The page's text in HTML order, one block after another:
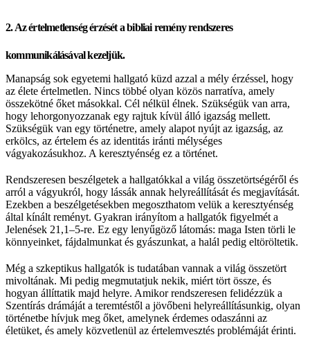
2. Az értelmetlenség érzését a bibliai remény rendszeres
kommunikálásával kezeljük.
Manapság sok egyetemi hallgató küzd azzal a mély érzéssel, hogy
az élete értelmetlen. Nincs többé olyan közös narratíva, amely
összekötné őket másokkal. Cél nélkül élnek. Szükségük van arra,
hogy lehorgonyozzanak egy rajtuk kívül álló igazság mellett.
Szükségük van egy történetre, amely alapot nyújt az igazság, az
erkölcs, az értelem és az identitás iránti mélységes
vágyakozásukhoz. A keresztyénség ez a történet.
Rendszeresen beszélgetek a hallgatókkal a világ összetörtségéről és
arról a vágyukról, hogy lássák annak helyreállítását és megjavítását.
Ezekben a beszélgetésekben megoszthatom velük a keresztyénség
által kínált reményt. Gyakran irányítom a hallgatók figyelmét a
Jelenések 21,1–5-re. Ez egy lenyűgöző látomás: maga Isten törli le
könnyeinket, fájdalmunkat és gyászunkat, a halál pedig eltöröltetik.
Még a szkeptikus hallgatók is tudatában vannak a világ összetört
mivoltának. Mi pedig megmutatjuk nekik, miért tört össze, és
hogyan állíttatik majd helyre. Amikor rendszeresen felidézzük a
Szentírás drámáját a teremtéstől a jövőbeni helyreállításunkig, olyan
történetbe hívjuk meg őket, amelynek érdemes odaszánni az
életüket, és amely közvetlenül az értelemvesztés problémáját érinti.